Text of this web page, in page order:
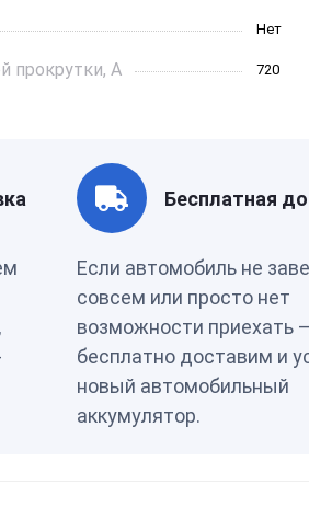
Нет
прокрутки, A 720
00-
,
Бесплатная
Если автомобиль не
совсем или просто нет
возможности приехать
бесплатно доставим и
новый автомобильный
аккумулятор.